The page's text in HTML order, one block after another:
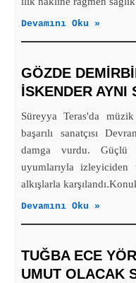
Devamını Oku »
GÖZDE
İSKENDER AYNI
Süreyya Teras'da
başarılı sanatçısı
damga vurdu. Güçlü
uyumlarıyla
alkışlarla
Devamını Oku »
TUĞBA ECE
UMUT OLACAK